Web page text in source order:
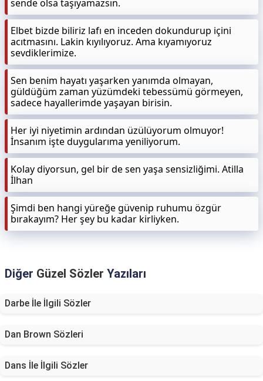
sende olsa taşıyamazsın.
Elbet bizde biliriz lafı en inceden dokundurup içini
acıtmasını. Lakin kıyılıyoruz. Ama kıyamıyoruz
sevdiklerimize.
Sen benim hayatı yaşarken yanımda olmayan,
güldüğüm zaman yüzümdeki tebessümü görmeyen,
sadece hayallerimde yaşayan birisin.
Her iyi niyetimin ardından üzülüyorum olmuyor!
İnsanım işte duygularıma yeniliyorum.
Kolay diyorsun, gel bir de sen yaşa sensizliğimi. Atilla
İlhan
Şimdi ben hangi yüreğe güvenip ruhumu özgür
bırakayım? Her şey bu kadar kirliyken.
Diğer Güzel Sözler Yazıları
Darbe İle İlgili Sözler
Dan Brown Sözleri
Dans İle İlgili Sözler